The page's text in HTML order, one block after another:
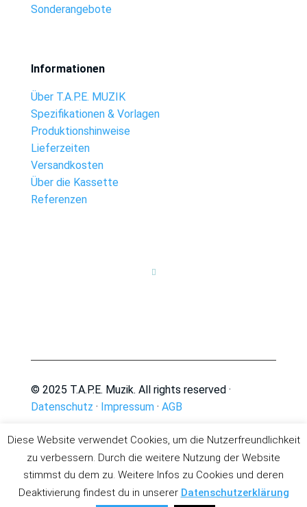
Sonderangebote
Informationen
Über T.A.P.E. MUZIK
Spezifikationen & Vorlagen
Produktionshinweise
Lieferzeiten
Versandkosten
Über die Kassette
Referenzen

© 2025 T.A.P.E. Muzik. All rights reserved ·
Datenschutz · Impressum· AGB
Diese Website verwendet Cookies, um die Nutzerfreundlichkeit
zu verbessern. Durch die weitere Nutzung der Website
stimmst du dem zu. Weitere Infos zu Cookies und deren
Deaktivierung findest du in unserer Datenschutzerklärung
Deutsch English (Englisch)